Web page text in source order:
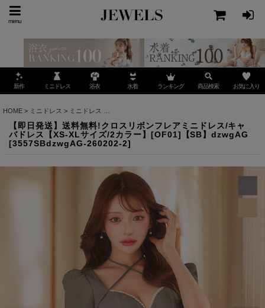
menu
新作 ミニドレス 浴衣 水着 ランキング 商品検索 お気に入り
HOME > ミニドレス > ミニドレス
【即日発送】送料無料!クロスリボンフレアミニドレス/キャ
バドレス【XS-XLサイズ/2カラー】[OF01]【SB】dzwgAG
[3557SBdzwgAG-260202-2]